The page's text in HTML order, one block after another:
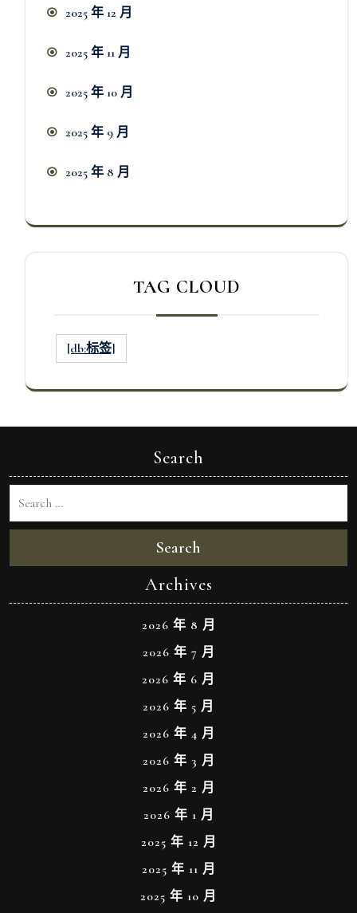
2025 年 12 月
2025 年 11 月
2025 年 10 月
2025 年 9 月
2025 年 8 月
TAG CLOUD
[db:标签]
Search
Search
Archives
2026 年 8 月
2026 年 7 月
2026 年 6 月
2026 年 5 月
2026 年 4 月
2026 年 3 月
2026 年 2 月
2026 年 1 月
2025 年 12 月
2025 年 11 月
2025 年 10 月